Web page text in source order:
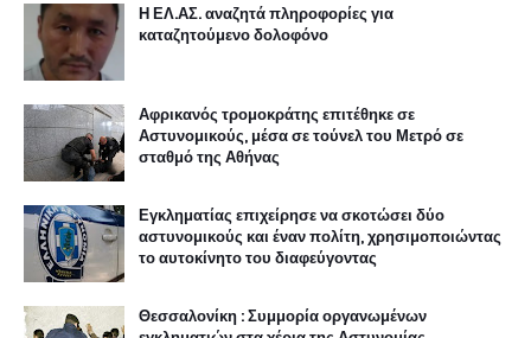
Η ΕΛ.ΑΣ. αναζητά πληροφορίες για
καταζητούμενο δολοφόνο
Αφρικανός τρομοκράτης επιτέθηκε σε
Αστυνομικούς, μέσα σε τούνελ του Μετρό σε
σταθμό της Αθήνας
Εγκληματίας επιχείρησε να σκοτώσει δύο
αστυνομικούς και έναν πολίτη, χρησιμοποιώντας
το αυτοκίνητο του διαφεύγοντας
Θεσσαλονίκη : Συμμορία οργανωμένων